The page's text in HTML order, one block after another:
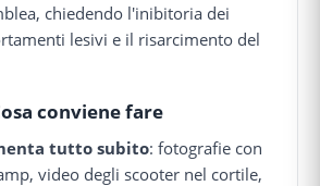
chiedendo l'inibitoria dei
lesivi e il risarcimento del
conviene fare
tutto subito: fotografie con
video degli scooter nel cortile,